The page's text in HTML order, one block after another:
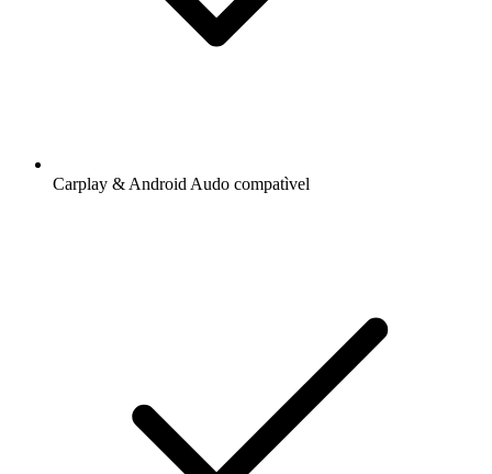
Carplay & Android Audo compatìvel